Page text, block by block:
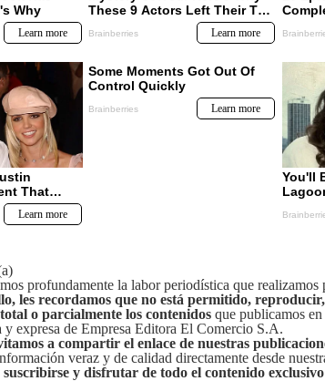
profundamente la labor periodística que realizamos
les recordamos que no está permitido,
o parcialmente los contenidos que publicamos
y expresa de Empresa Editora El Comercio S.A.
a compartir el enlace de nuestras
veraz y de calidad directamente desde
suscribirse y disfrutar de todo el contenido exclusivo